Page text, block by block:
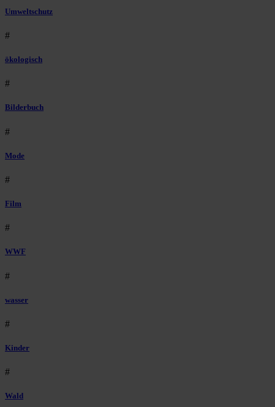
Umweltschutz
#
ökologisch
#
Bilderbuch
#
Mode
#
Film
#
WWF
#
wasser
#
Kinder
#
Wald